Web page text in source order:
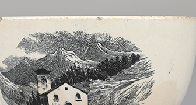
Europäische Töpferei- und
Keramikmuseen, Museen mit
Keramiksammlungen
Keramikfilme